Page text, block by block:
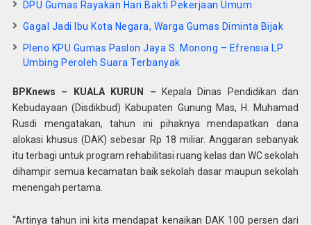
DPU Gumas Rayakan Hari Bakti Pekerjaan Umum
Gagal Jadi Ibu Kota Negara, Warga Gumas Diminta Bijak
Pleno KPU Gumas Paslon Jaya S. Monong – Efrensia LP
Umbing Peroleh Suara Terbanyak
BPKnews – KUALA KURUN – Kepala Dinas Pendidikan dan
Kebudayaan (Disdikbud) Kabupaten Gunung Mas, H. Muhamad
Rusdi mengatakan, tahun ini pihaknya mendapatkan dana
alokasi khusus (DAK) sebesar Rp 18 miliar. Anggaran sebanyak
itu terbagi untuk program rehabilitasi ruang kelas dan WC sekolah
dihampir semua kecamatan baik sekolah dasar maupun sekolah
menengah pertama.
“Artinya tahun ini kita mendapat kenaikan DAK 100 persen dari